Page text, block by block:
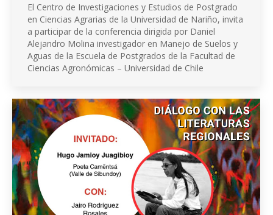
El Centro de Investigaciones y Estudios de Postgrado
en Ciencias Agrarias de la Universidad de Nariño, invita
a participar de la conferencia dirigida por Daniel
Alejandro Molina investigador en Manejo de Suelos y
Aguas de la Escuela de Postgrados de la Facultad de
Ciencias Agronómicas – Universidad de Chile